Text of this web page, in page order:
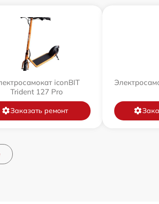
iconBIT
Trident 127 Pro
Заказать ремонт